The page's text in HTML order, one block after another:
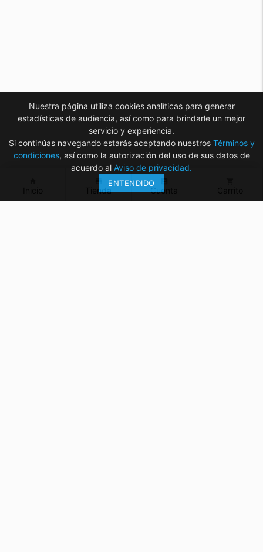
Tienda Cuenta
Nuestra página utiliza cookies analíticas para generar
estadísticas de audiencia, así como para brindarle un mejor
servicio y experiencia.
Si continúas navegando estarás aceptando nuestros Términos y
condiciones, así como la autorización del uso de sus datos de
acuerdo al Aviso de privacidad.
ENTENDIDO